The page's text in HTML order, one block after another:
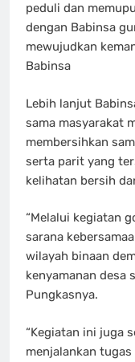
peduli dan
dengan Babinsa
mewujudkan
Babinsa
Lebih lanjut
sama masyarakat
membersihkan
serta parit yang
kelihatan bersih
“Melalui kegiatan
sarana
wilayah binaan
kenyamanan desa
Pungkasnya.
“Kegiatan ini juga
menjalankan